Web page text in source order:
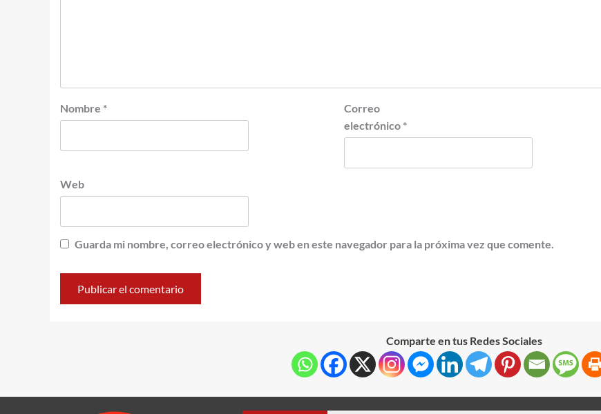
Nombre *
Correo
electrónico *
Web
Guarda mi nombre, correo electrónico y web en este navegador para la próxima vez que comente.
Comparte en tus Redes Sociales